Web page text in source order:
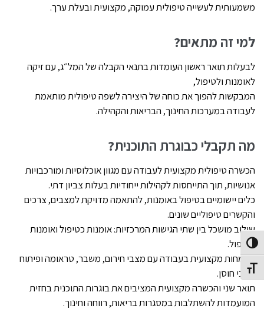
Toggle High Contrast
Toggle Font size
משמעותית לעשייה טיפולית עמוקה, מקצועית ובעלת ערך.
למי זה מתאים?
לבעלות תואר ראשון העומדות בתנאי הקבלה של המל״ג, עם זיקה
לאומנות ולטיפול,
המבקשות להפוך את כוחה של היצירה לשפה טיפולית מותאמת
לעבודה במערכות החינוך, הבריאות והקהילה.
מה תקבלי כבוגרת התוכנית?
הכשרה טיפולית מקצועית לעבודה עם מגוון אוכלוסיות ומורכבויות
אנושיות, תוך התייחסות לקהילות ייחודיות בעלות צביון דתי.
כלים יישומיים בטיפול באומנות, להתאמה מדויקת למצבים, צרכים
והקשרים טיפוליים שונים.
שילוב מושכל בין שתי הגישות המרכזיות: אומנות כטיפול ואומנות
בטיפול.
התמחות מקצועית בעבודה עם מצבי חירום, משבר, טראומה ופיתוח
מצבי חוסן.
תואר שני והכשרה מקצועית המציבים את בוגרות התוכנית בחזית
המועמדות להשתלבות במסגרות בריאות, רווחה וחינוך.